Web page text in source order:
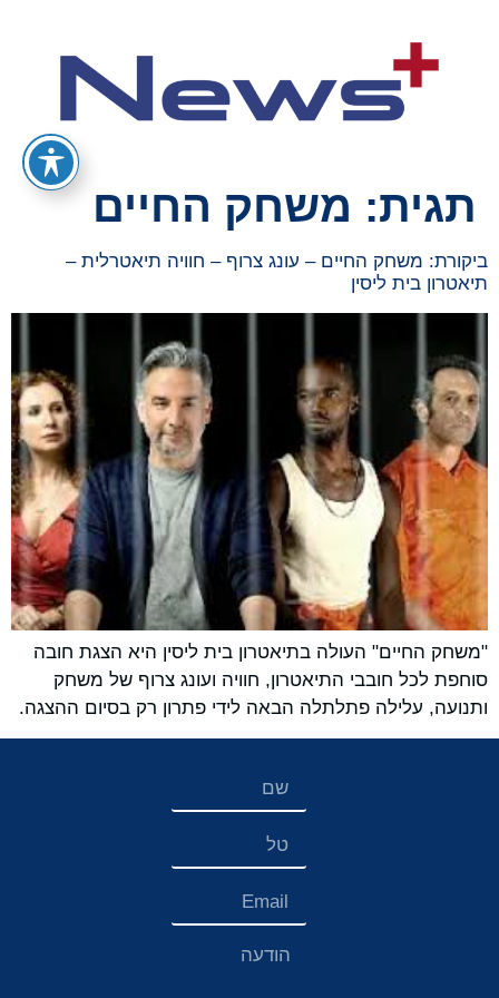
תגית: משחק החיים
ביקורת: משחק החיים – עונג צרוף – חוויה תיאטרלית –
תיאטרון בית ליסין
"משחק החיים" העולה בתיאטרון בית ליסין היא הצגת חובה
סוחפת לכל חובבי התיאטרון, חוויה ועונג צרוף של משחק
ותנועה, עלילה פתלתלה הבאה לידי פתרון רק בסיום ההצגה.